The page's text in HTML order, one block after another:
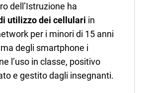
dell’Istruzione ha
utilizzo dei cellulari in
per i minori di 15 anni
degli smartphone i
l’uso in classe, positivo
e gestito dagli insegnanti.